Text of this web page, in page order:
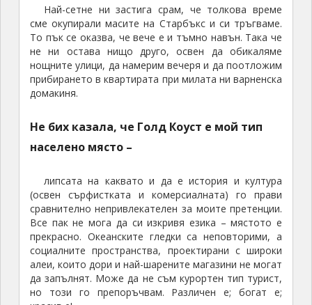
Най-сетне ни застига срам, че толкова време
сме окупирали масите на Старбъкс и си тръгваме.
То пък се оказва, че вече е и тъмно навън. Така че
не ни остава нищо друго, освен да обикаляме
нощните улици, да намерим вечеря и да поотложим
прибирането в квартирата при милата ни варненска
домакиня.
Не бих казала, че Голд Коуст е мой тип
населено място –
липсата на каквато и да е история и култура
(освен сърфистката и комерсиалната) го прави
сравнително непривлекателен за моите претенции.
Все пак не мога да си изкривя езика – мястото е
прекрасно. Океанските гледки са неповторими, а
социалните пространства, проектирани с широки
алеи, които дори и най-шарените магазини не могат
да запълнят. Може да не съм курортен тип турист,
но този го препоръчвам. Различен е; богат е;